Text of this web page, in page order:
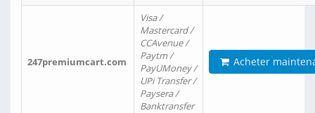
247premiumcart.com
Visa /
Mastercard /
CCAvenue /
Paytm /
PayUMoney /
UPi Transfer /
Paysera /
Banktransfer
Acheter